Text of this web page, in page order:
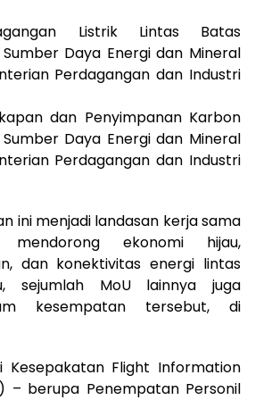
Listrik Lintas Batas
Daya Energi dan Mineral
Perdagangan dan Industri
dan Penyimpanan Karbon
Daya Energi dan Mineral
Perdagangan dan Industri
ini menjadi landasan kerja sama
ekonomi hijau,
dan konektivitas energi lintas
sejumlah MoU lainnya juga
kesempatan tersebut, di
Kesepakatan Flight Information
– berupa Penempatan Personil